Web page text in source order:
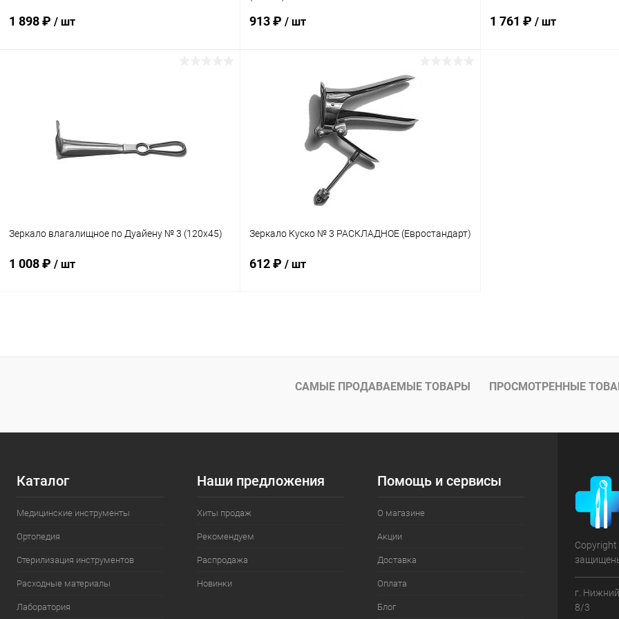
1 898 ₽ / шт
В избранное
913 ₽ / шт
В корзину
Купить в 1 клик Сравнение
В избранное
1 761 ₽ / шт
Зеркало влагалищное по Дуайену № 3 (120х45)
1 008 ₽ / шт
Купить в 1 клик Сравнение
Зеркало Куско № 3 РАСКЛАДНОЕ (Евростандарт)
612 ₽ / шт
Купить в 1 клик Сравнение
В избранное В наличии
САМЫЕ ПРОДАВАЕМЫЕ ТОВАРЫ ПРОСМОТРЕННЫЕ
Каталог
Медицинские инструменты
Ортопедия
Стерилизация инструментов
Расходные материалы
Лаборатория
Наши предложения
Хиты продаж
Рекомендуем
Распродажа
Новинки
Помощь и сервисы
О магазине
Акции
Доставка
Оплата
Блог
г.
8/3